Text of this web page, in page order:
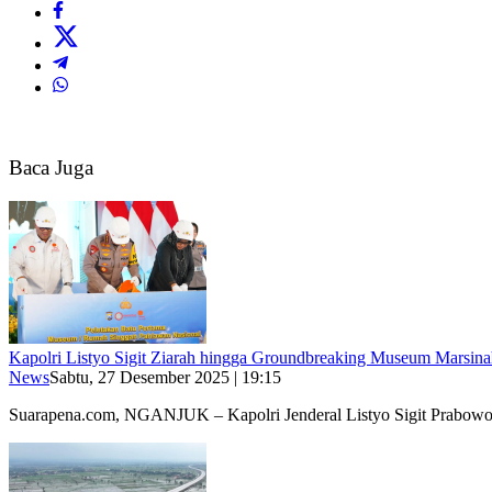
Baca Juga
Kapolri Listyo Sigit Ziarah hingga Groundbreaking Museum
NewsSabtu, 27 Desember 2025 | 19:15
Suarapena.com, NGANJUK – Kapolri Jenderal Listyo Sigit